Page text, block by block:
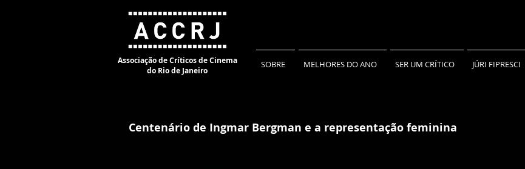
Associação de Críticos de Cinema
do Rio de Janeiro
SOBRE MELHORES DO ANO SER UM CRÍTICO JÚRI FIPRESCI
Centenário de Ingmar Bergman e a representação feminina